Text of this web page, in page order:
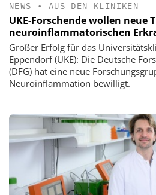
NEWS • AUS DEN KLINIKEN
UKE-Forschende wollen neue
neuroinflammatorischen
Großer Erfolg für das
Eppendorf (UKE): Die Deutsche
(DFG) hat eine neue
Neuroinflammation bewilligt.